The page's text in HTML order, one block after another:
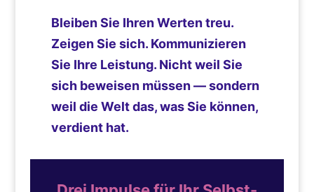
Bleiben Sie Ihren Werten treu.
Zeigen Sie sich. Kommunizieren
Sie Ihre Leistung. Nicht weil Sie
sich beweisen müssen — sondern
weil die Welt das, was Sie können,
verdient hat.